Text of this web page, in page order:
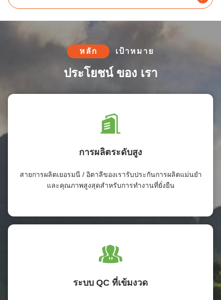
หลัก เป้าหมาย
ประโยชน์ ของ เรา
การผลิตระดับสูง
สายการผลิตเยอรมนี / อิตาลีของเรารับประกันการผลิตแม่นยํา
และคุณภาพสูงสุดสําหรับการทํางานที่ยั่งยืน
ระบบ QC ที่เข้มงวด